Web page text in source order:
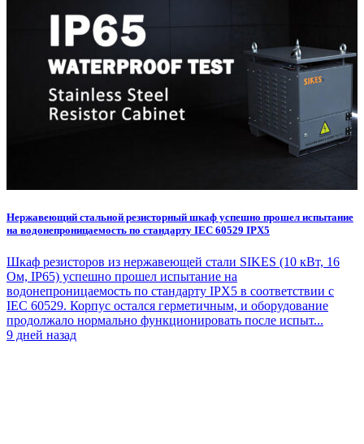
Нержавеющий стальной резисторный шкаф успешно прошел испытание
на водонепроницаемость по стандарту IEC 60529 IPX5
Шкаф резисторов из нержавеющей стали SIKES (10 кВт, 16
Ом, IP65) успешно прошел испытание на
водонепроницаемость по стандарту IPX5 в соответствии с
IEC 60529. Корпус остался герметичным, и оборудование
продолжало нормально функционировать после испыт...
9 дней назад